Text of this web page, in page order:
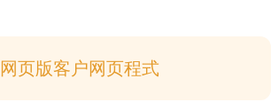
网页版客户网页程式